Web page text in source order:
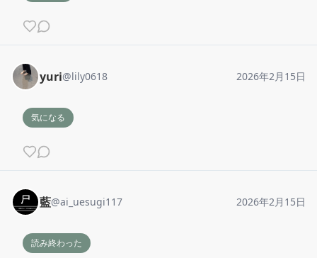
yuri@lily0618 2026年2月15日
気になる
藍@ai_uesugi117 2026年2月15日
読み終わった